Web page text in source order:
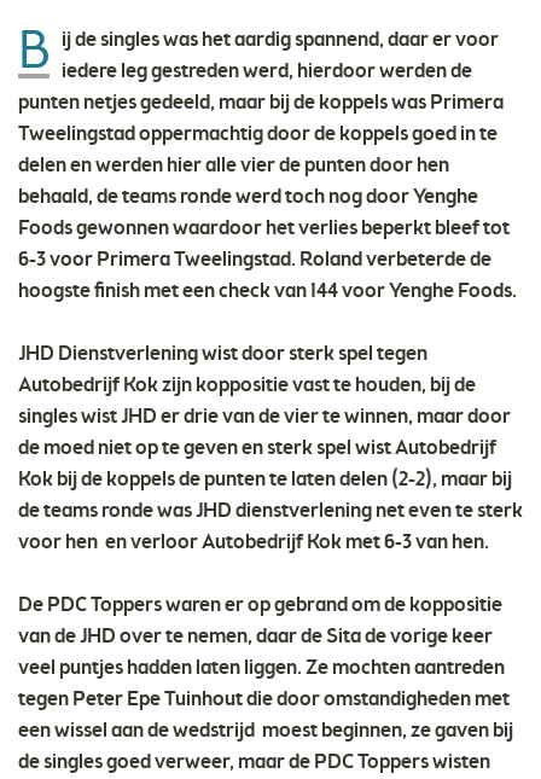
B ij de singles was het aardig spannend, daar er voor
iedere leg gestreden werd, hierdoor werden de
punten netjes gedeeld, maar bij de koppels was Primera
Tweelingstad oppermachtig door de koppels goed in te
delen en werden hier alle vier de punten door hen
behaald, de teams ronde werd toch nog door Yenghe
Foods gewonnen waardoor het verlies beperkt bleef tot
6-3 voor Primera Tweelingstad. Roland verbeterde de
hoogste finish met een check van 144 voor Yenghe Foods.
JHD Dienstverlening wist door sterk spel tegen
Autobedrijf Kok zijn koppositie vast te houden, bij de
singles wist JHD er drie van de vier te winnen, maar door
de moed niet op te geven en sterk spel wist Autobedrijf
Kok bij de koppels de punten te laten delen (2-2), maar bij
de teams ronde was JHD dienstverlening net even te sterk
voor hen en verloor Autobedrijf Kok met 6-3 van hen.
De PDC Toppers waren er op gebrand om de koppositie
van de JHD over te nemen, daar de Sita de vorige keer
veel puntjes hadden laten liggen. Ze mochten aantreden
tegen Peter Epe Tuinhout die door omstandigheden met
een wissel aan de wedstrijd moest beginnen, ze gaven bij
de singles goed verweer, maar de PDC Toppers wisten